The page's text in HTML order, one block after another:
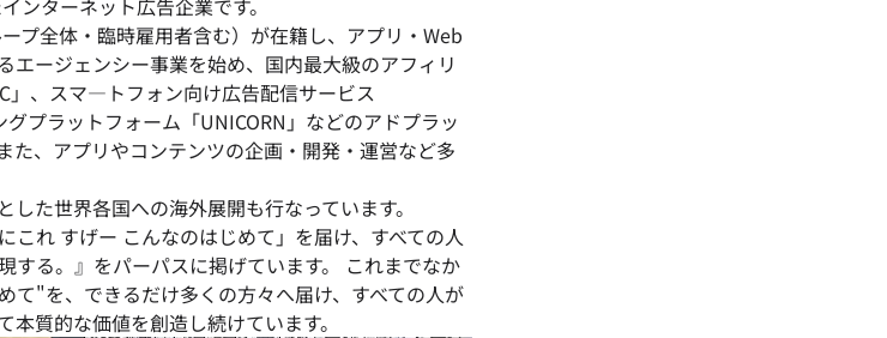
ンターネット広告企業です。
プ全体・臨時雇用者含む）が在籍し、アプリ・Web
エージェンシー事業を始め、国内最大級のアフィリ
、スマ―トフォン向け広告配信サービス
プラットフォーム「UNICORN」などのアドプラッ
た、アプリやコンテンツの企画・開発・運営など多
た世界各国への海外展開も行なっています。
これ すげー こんなのはじめて」を届け、すべての人
する。』をパーパスに掲げています。 これまでなか
て"を、できるだけ多くの方々へ届け、すべての人が
質的な価値を創造し続けています。